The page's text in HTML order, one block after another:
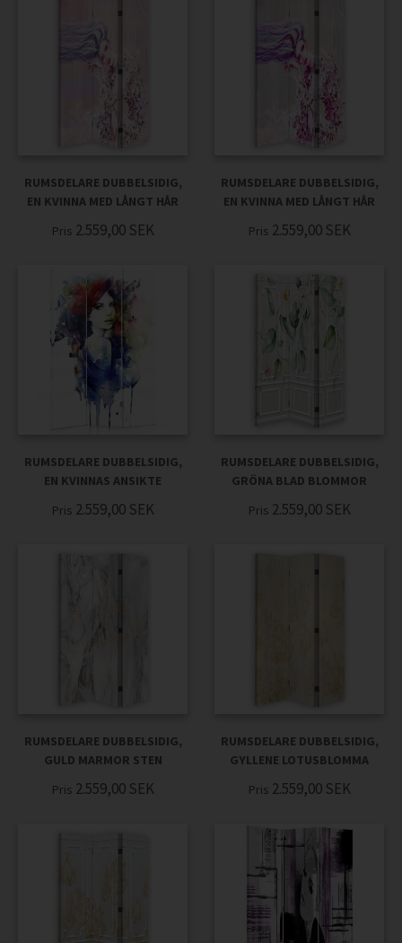
RUMSDELARE DUBBELSIDIG,
EN KVINNA MED LÅNGT HÅR
Pris 2.559,00 SEK
RUMSDELARE DUBBELSIDIG,
EN KVINNA MED LÅNGT HÅR
Pris 2.559,00 SEK
RUMSDELARE DUBBELSIDIG,
EN KVINNAS ANSIKTE
Pris 2.559,00 SEK
RUMSDELARE DUBBELSIDIG,
GRÖNA BLAD BLOMMOR
Pris 2.559,00 SEK
RUMSDELARE DUBBELSIDIG,
GULD MARMOR STEN
Pris 2.559,00 SEK
RUMSDELARE DUBBELSIDIG,
GYLLENE LOTUSBLOMMA
Pris 2.559,00 SEK